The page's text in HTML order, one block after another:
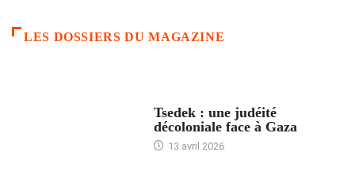
LES DOSSIERS DU MAGAZINE
Tsedek : une judéité
décoloniale face à Gaza
13 avril 2026